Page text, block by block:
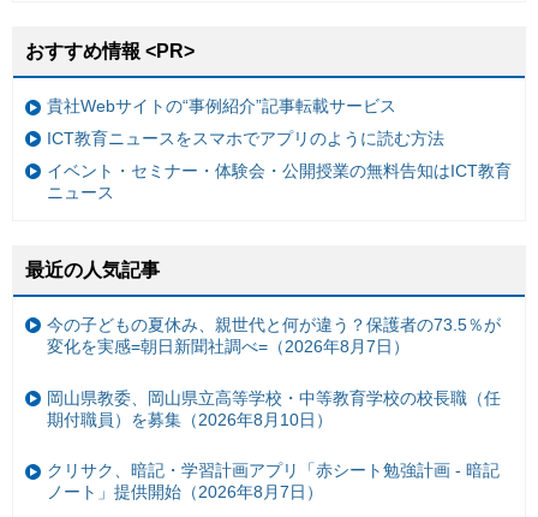
おすすめ情報 <PR>
貴社Webサイトの“事例紹介”記事転載サービス
ICT教育ニュースをスマホでアプリのように読む方法
イベント・セミナー・体験会・公開授業の無料告知はICT教育
ニュース
最近の人気記事
今の子どもの夏休み、親世代と何が違う？保護者の73.5％が
変化を実感=朝日新聞社調べ=（2026年8月7日）
岡山県教委、岡山県立高等学校・中等教育学校の校長職（任
期付職員）を募集（2026年8月10日）
クリサク、暗記・学習計画アプリ「赤シート勉強計画 - 暗記
ノート」提供開始（2026年8月7日）